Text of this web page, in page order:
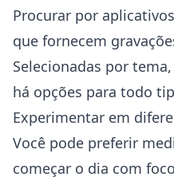
Procurar por
que fornecem
Selecionadas por
há opções para todo
Experimentar em
Você pode preferir
começar o dia com